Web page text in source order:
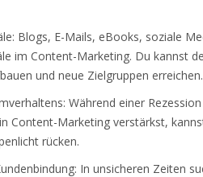
Blogs, E-Mails, eBooks, soziale
im Content-Marketing. Du kannst
und neue Zielgruppen erreichen.
Während einer
Content-Marketing verstärkst,
rücken.
In unsicheren Zeiten